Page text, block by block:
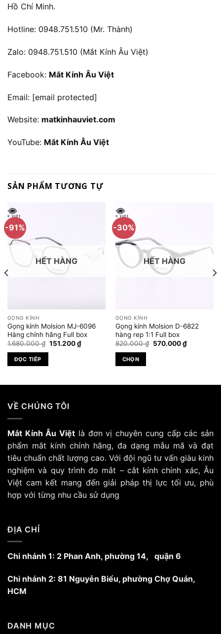
Hồ Chí Minh.
Hotline: 0948.751.510 (Mr. Thành)
Zalo: 0948.751.510 (Mắt Kính Âu Việt)
Facebook: Mắt Kính Âu Việt
Email: [email protected]
Website: matkinhauviet.com
YouTube: Mắt Kính Âu Việt
SẢN PHẨM TƯƠNG TỰ
-91%
HẾT HÀNG
GỌNG KÍNH
Gọng kính Molsion MJ-6096
Hàng chính hãng Full box
1.680.000₫ Giá
151.200₫Giá
hiện
ĐỌC TIẾP
-30%
HẾT HÀNG
GỌNG KÍNH
Gọng kính Molsion D-6822
hàng rep 1:1 Full box
820.000₫ Giá
570.000₫Giá
hiện
CHỌN
thể.
Các
tùy
chọn
có
thể
được
₫.
VỀ CHÚNG TÔI
Mắt Kính Âu Việt là đơn vị chuyên cung cấp các sản
phẩm mắt kính chính hãng, đa dạng mẫu mã và đạt
tiêu chuẩn chất lượng cao. Với đội ngũ tư vấn giàu kinh
nghiệm và quy trình đo mắt – cắt kính chính xác, Âu
Việt cam kết mang đến giải pháp thị lực tối ưu, phù
hợp với từng nhu cầu sử dụng
ĐỊA CHỈ
Chi nhánh 1: 2 Phan Anh, phường 14, quận 6
Chi nhánh 2: 81 Nguyễn Biểu, phường Chợ Quán,
HCM
DANH MỤC